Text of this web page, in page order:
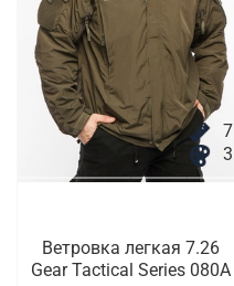
7
3
Ветровка легкая 7.26
Gear Tactical Series 080A